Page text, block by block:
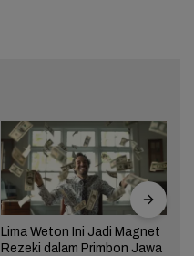
Lima Weton Ini Jadi Magnet
Rezeki dalam Primbon Jawa